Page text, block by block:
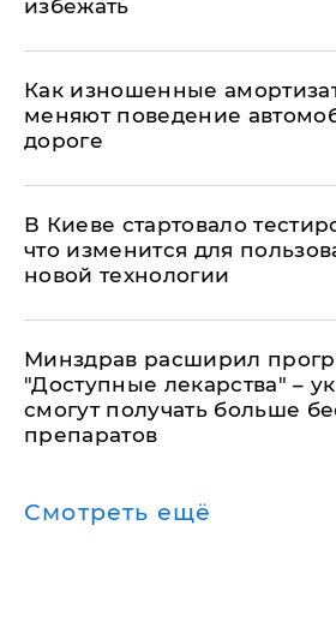
избежать
Как изношенные
меняют поведение
дороге
В Киеве стартовало
что изменится для
новой технологии
Минздрав расширил
"Доступные лекарства" –
смогут получать больше
препаратов
Смотреть ещё